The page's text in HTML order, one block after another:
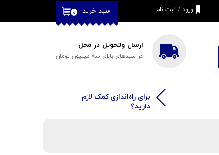
ارسال وتحویل در محل
در سبدهای بالای سه میلیون تومان
۰ سبد خرید ورود / ثبت نام
حساب کاربری من
تغییر گذر واژه
سفارشات
کاربری
​​برای راه‌اندازی کمک لازم
دارید؟